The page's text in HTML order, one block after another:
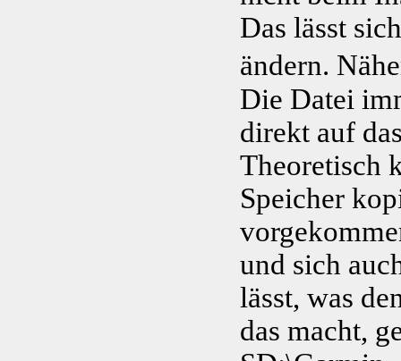
Das lässt
ändern.
Die Datei
direkt auf
Theoretisch
Speicher
und sich
lässt, was
das macht,